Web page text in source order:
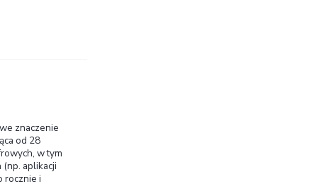
już w 1999 r., a kolejne aktualizacje
– dzięki temu zasady WCAG stały się
upewnić się, że serwisy internetowe są